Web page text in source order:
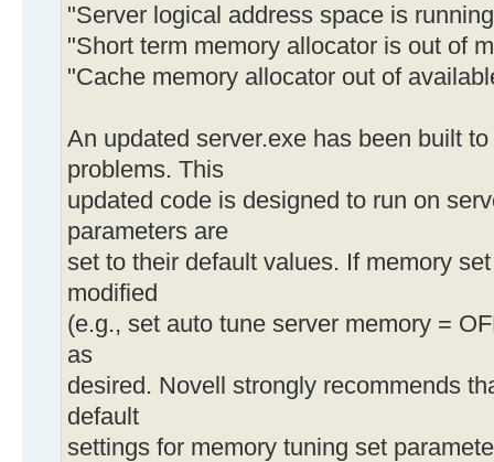
"Server logical address space is
"Short term memory allocator is out of
"Cache memory allocator out of
An updated server.exe has been built
problems. This
updated code is designed to run on
parameters are
set to their default values. If memory
modified
(e.g., set auto tune server memory =
as
desired. Novell strongly recommends
default
settings for memory tuning set